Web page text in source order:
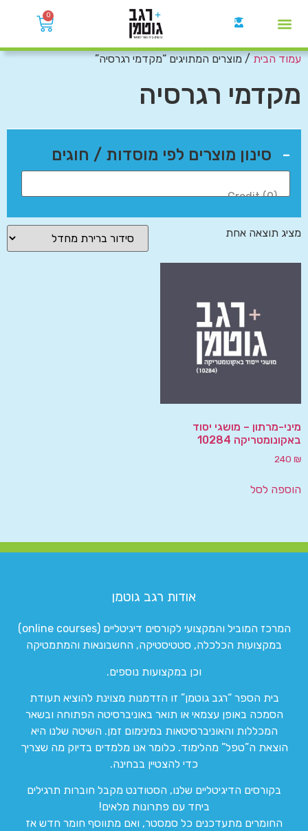
0
עמוד הבית/ מוצרים המתויגים “מקדמי רגרסיה”
מקדמי רגרסיה
סינון מוצרים לפי מוסדות / חוגים -
מציג תוצאה אחת
מיני-מרתון – מושגי יסוד
באקונומטריקה 10284
240 ₪
הוספה לסל
אודות רגב גוטמן
המרכז המוביל והמקצועי לקורסים דיגיטליים (online courses)
במקצועות הכלכלה, סטטיסטיקה, החשבונאות והמתמטיקה
וכן במקצועות נוספים.
בית הספר “רגב גוטמן” זו הזדמנות מצוינת להוציא תעודת
הסמכה באופן עצמאי או תואר באוניברסיטה הפתוחה ובשאר
המכללות והאוניברסיטאות במינימום זמן. השיטה שלנו היא
הוצאת ה”טפל” מהלימוד. כלומר אנו מלמדים בדיוק מה שצריך
כדי להצטיין בבחינה.
בקורסים הדיגיטליים שלנו, הסטודנט מקבל חוברות תרגילים
ביחד עם פתרונות מלאים!
החומרים מתעדכנים כל סמסטר, ואם מתווסף חומר חדש אז